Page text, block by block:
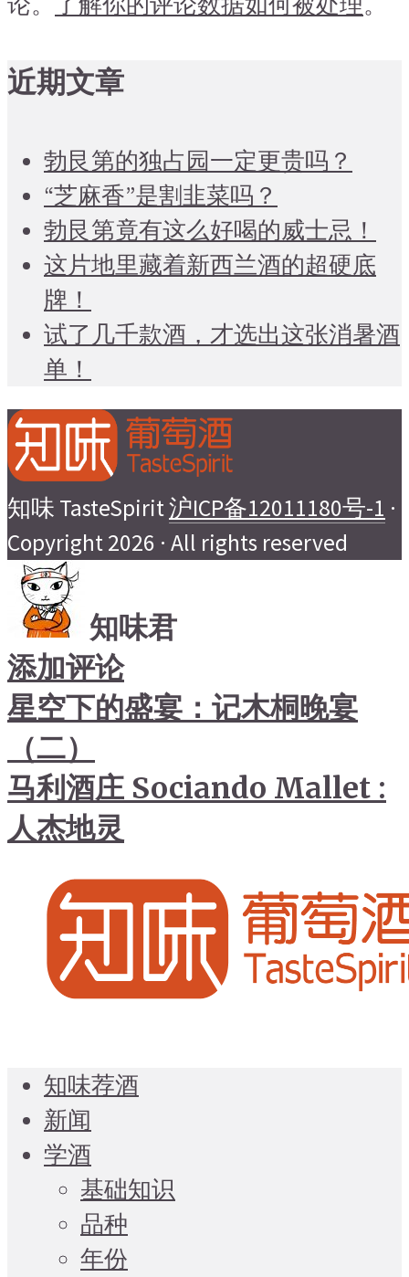
近期文章
勃艮第的独占园一定更贵吗？
“芝麻香”是割韭菜吗？
勃艮第竟有这么好喝的威士忌！
这片地里藏着新西兰酒的超硬底
牌！
试了几千款酒，才选出这张消暑酒
单！
知味 TasteSpirit沪ICP备12011180号-1 ·
Copyright 2026 · All rights reserved
知味君
添加评论
星空下的盛宴：记木桐晚宴
（二）
马利酒庄 Sociando Mallet :
人杰地灵
知味荐酒
新闻
学酒
基础知识
品种
年份